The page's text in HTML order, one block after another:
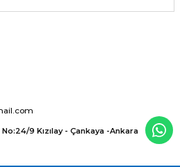
No:24/9 Kızılay - Çankaya -Ankara